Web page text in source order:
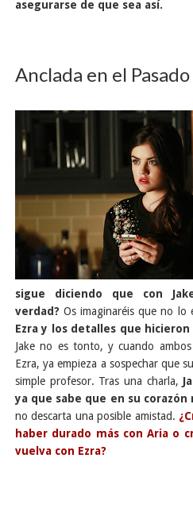
asegurarse de que sea así.
Anclada en el Pasado
sigue diciendo que con
verdad? Os imaginaréis que no lo
Ezra y los detalles que
Jake no es tonto, y cuando
Ezra, ya empieza a sospechar que
simple profesor. Tras una charla,
ya que sabe que en su corazón
no descarta una posible amistad.
haber durado más con Aria o
vuelva con Ezra?